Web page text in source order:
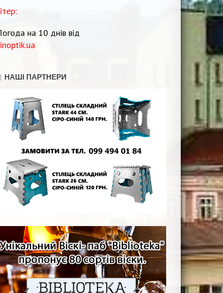
на 10 днів від
НАШІ ПАРТНЕРИ